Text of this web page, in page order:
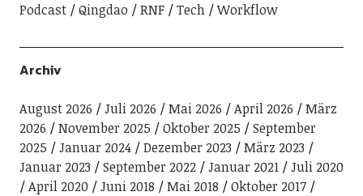
Podcast
Qingdao RNF Tech Workflow
Archiv
August 2026 Juli 2026 Mai 2026 April 2026
März
2026
November 2025 Oktober 2025
September
2025
Januar 2024 Dezember 2023
März 2023
Januar 2023
September 2022 Januar 2021
Juli 2020
April 2020
Juni 2018 Mai 2018
Oktober 2017